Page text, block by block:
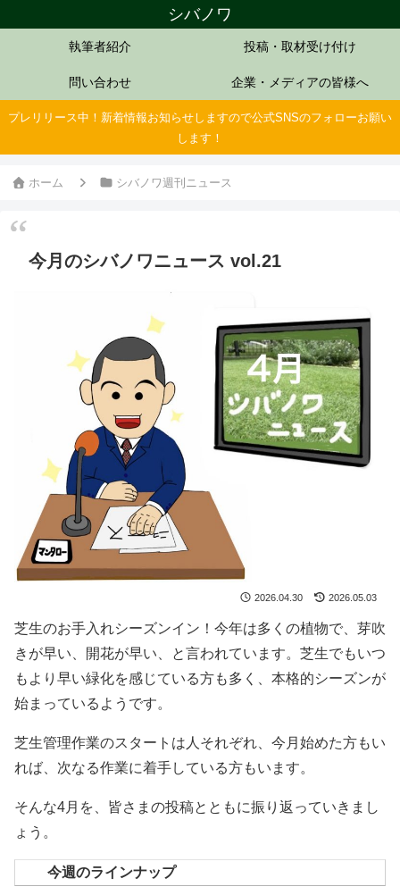
シバノワ
執筆者紹介 投稿・取材受け付け
問い合わせ 企業・メディアの皆様へ
プレリリース中！新着情報お知らせしますので公式SNSのフォローお願い
します！
ホーム シバノワ週刊ニュース
今月のシバノワニュース vol.21
2026.04.30 2026.05.03
芝生のお手入れシーズンイン！今年は多くの植物で、芽吹
きが早い、開花が早い、と言われています。芝生でもいつ
もより早い緑化を感じている方も多く、本格的シーズンが
始まっているようです。
芝生管理作業のスタートは人それぞれ、今月始めた方もい
れば、次なる作業に着手している方もいます。
そんな4月を、皆さまの投稿とともに振り返っていきまし
ょう。
今週のラインナップ